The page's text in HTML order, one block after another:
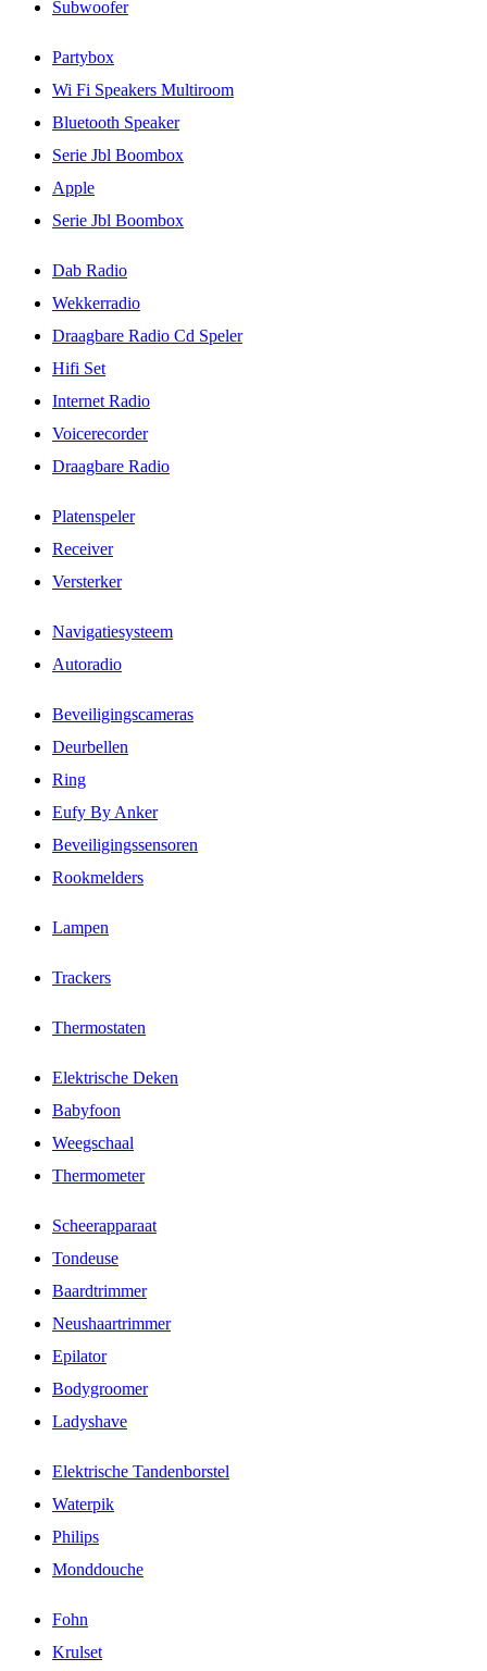
Subwoofer
Partybox
Wi Fi Speakers Multiroom
Bluetooth Speaker
Serie Jbl Boombox
Apple
Serie Jbl Boombox
Dab Radio
Wekkerradio
Draagbare Radio Cd Speler
Hifi Set
Internet Radio
Voicerecorder
Draagbare Radio
Platenspeler
Receiver
Versterker
Navigatiesysteem
Autoradio
Beveiligingscameras
Deurbellen
Ring
Eufy By Anker
Beveiligingssensoren
Rookmelders
Lampen
Trackers
Thermostaten
Elektrische Deken
Babyfoon
Weegschaal
Thermometer
Scheerapparaat
Tondeuse
Baardtrimmer
Neushaartrimmer
Epilator
Bodygroomer
Ladyshave
Elektrische Tandenborstel
Waterpik
Philips
Monddouche
Fohn
Krulset